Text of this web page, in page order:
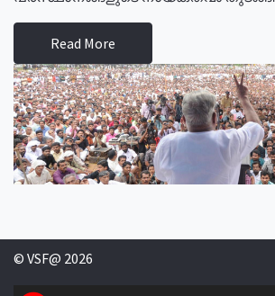
Read More
© VSF@ 2026